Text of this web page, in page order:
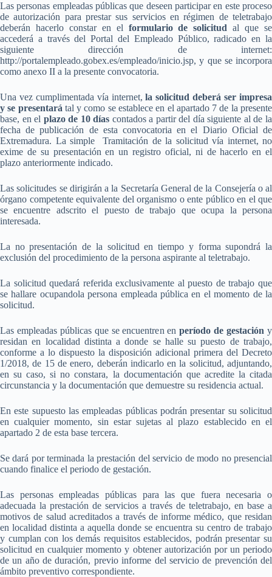
Las personas empleadas públicas que deseen participar en este proceso
de autorización para prestar sus servicios en régimen de teletrabajo
deberán hacerlo constar en el formulario de solicitud al que se
accederá a través del Portal del Empleado Público, radicado en la
siguiente dirección de internet:
http://portalempleado.gobex.es/empleado/inicio.jsp, y que se incorpora
como anexo II a la presente convocatoria.
Una vez cumplimentada vía internet, la solicitud deberá ser impresa
y se presentará tal y como se establece en el apartado 7 de la presente
base, en el plazo de 10 días contados a partir del día siguiente al de la
fecha de publicación de esta convocatoria en el Diario Oficial de
Extremadura. La simple Tramitación de la solicitud vía internet, no
exime de su presentación en un registro oficial, ni de hacerlo en el
plazo anteriormente indicado.
Las solicitudes se dirigirán a la Secretaría General de la Consejería o al
órgano competente equivalente del organismo o ente público en el que
se encuentre adscrito el puesto de trabajo que ocupa la persona
interesada.
La no presentación de la solicitud en tiempo y forma supondrá la
exclusión del procedimiento de la persona aspirante al teletrabajo.
La solicitud quedará referida exclusivamente al puesto de trabajo que
se hallare ocupandola persona empleada pública en el momento de la
solicitud.
Las empleadas públicas que se encuentren enperíodo de gestación y
residan en localidad distinta a donde se halle su puesto de trabajo,
conforme a lo dispuesto la disposición adicional primera del Decreto
1/2018, de 15 de enero, deberán indicarlo en la solicitud, adjuntando,
en su caso, si no constara, la documentación que acredite la citada
circunstancia y la documentación que demuestre su residencia actual.
En este supuesto las empleadas públicas podrán presentar su solicitud
en cualquier momento, sin estar sujetas al plazo establecido en el
apartado 2 de esta base tercera.
Se dará por terminada la prestación del servicio de modo no presencial
cuando finalice el periodo de gestación.
Las personas empleadas públicas para las que fuera necesaria o
adecuada la prestación de servicios a través de teletrabajo, en base a
motivos de salud acreditados a través de informe médico, que residan
en localidad distinta a aquella donde se encuentra su centro de trabajo
y cumplan con los demás requisitos establecidos, podrán presentar su
solicitud en cualquier momento y obtener autorización por un periodo
de un año de duración, previo informe del servicio de prevención del
ámbito preventivo correspondiente.